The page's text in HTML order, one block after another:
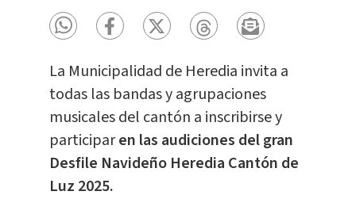
La Municipalidad de Heredia invita a
todas las bandas y agrupaciones
musicales del cantón a inscribirse y
participaren las audiciones del gran
Desfile Navideño Heredia Cantón de
Luz 2025.